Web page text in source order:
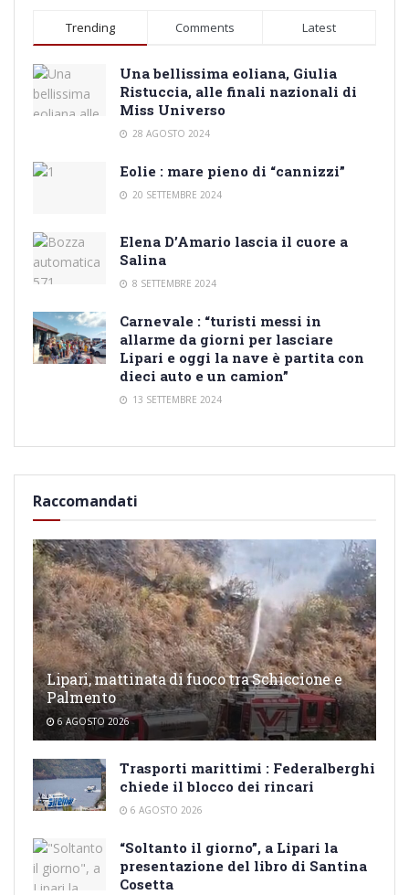
Trending Comments Latest
Una bellissima eoliana, Giulia
Ristuccia, alle finali nazionali di
Miss Universo
28 AGOSTO 2024
Eolie : mare pieno di “cannizzi”
20 SETTEMBRE 2024
Elena D’Amario lascia il cuore a
Salina
8 SETTEMBRE 2024
Carnevale : “turisti messi in
allarme da giorni per lasciare
Lipari e oggi la nave è partita con
dieci auto e un camion”
13 SETTEMBRE 2024
Raccomandati
Lipari, mattinata di fuoco tra Schiccione e
Palmento
6 AGOSTO 2026
Trasporti marittimi : Federalberghi
chiede il blocco dei rincari
6 AGOSTO 2026
“Soltanto il giorno”, a Lipari la
presentazione del libro di Santina
Cosetta